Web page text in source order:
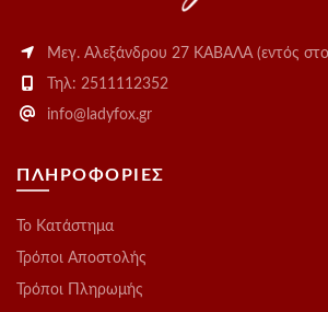
Μεγ. Αλεξάνδρου 27 ΚΑΒΑΛΑ (εντός
Τηλ: 2511112352
info@ladyfox.gr
ΠΛΗΡΟΦΟΡΙΕΣ
Το Kατάστημα
Τρόποι Αποστολής
Τρόποι Πληρωμής